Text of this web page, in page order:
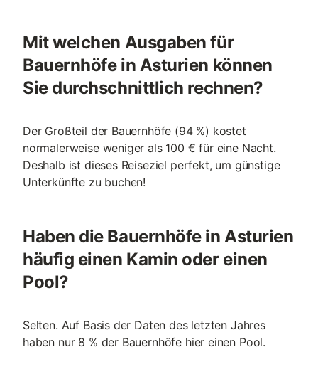
Mit welchen Ausgaben für
Bauernhöfe in Asturien können
Sie durchschnittlich rechnen?
Der Großteil der Bauernhöfe (94 %) kostet
normalerweise weniger als 100 € für eine Nacht.
Deshalb ist dieses Reiseziel perfekt, um günstige
Unterkünfte zu buchen!
Haben die Bauernhöfe in Asturien
häufig einen Kamin oder einen
Pool?
Selten. Auf Basis der Daten des letzten Jahres
haben nur 8 % der Bauernhöfe hier einen Pool.